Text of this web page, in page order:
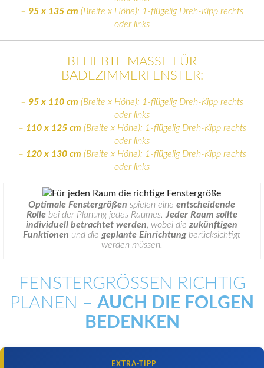
– 95 x 135 cm (Breite x Höhe): 1-flügelig Dreh-Kipp rechts
oder links
BELIEBTE MASSE FÜR B
ADEZIMMERFENSTER:
– 95 x 110 cm (Breite x Höhe): 1-flügelig Dreh-Kipp rechts
oder links
– 110 x 125 cm (Breite x Höhe): 1-flügelig Dreh-Kipp rechts
oder links
– 120 x 130 cm (Breite x Höhe): 1-flügelig Dreh-Kipp rechts
oder links
Optimale Fenstergrößen spielen eineentscheidende
Rolle bei der Planung jedes Raumes. Jeder Raum sollte
individuell betrachtet werden, wobei diezukünftigen
Funktionen und diegeplante Einrichtung berücksichtigt
werden müssen.
FENSTERGRÖSSEN RICHTIG P
LANEN – AUCH DIE FOLGEN
BEDENKEN
EXTRA-TIPP